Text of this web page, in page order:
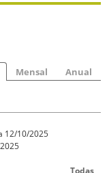
Mensal Anual
12/10/2025